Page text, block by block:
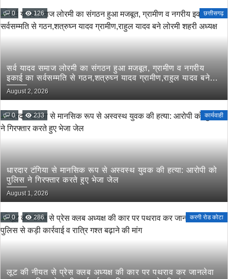
0 126 छत्तीसगढ़
सर्व यादव समाज लोरमी का संगठन हुआ मजबूत, ग्रामीण व नगरीय
इकाई का सर्वसम्मति से गठन,शत्रुघ्न यादव ग्रामीण,राहुल यादव बने
लोरमी शहरी अध्यक्ष
August 2, 2026
0 233 कार्यवाही
धारदार टंगिया से मानसिक रूप से अस्वस्थ युवक की हत्या: आरोपी को
पुलिस ने गिरफ्तार करते हुए भेजा जेल
August 1, 2026
0 286 करगी रोड कोटा
लूट की नीयत से प्रेस क्लब अध्यक्ष की कार पर पथराव कर जानलेवा